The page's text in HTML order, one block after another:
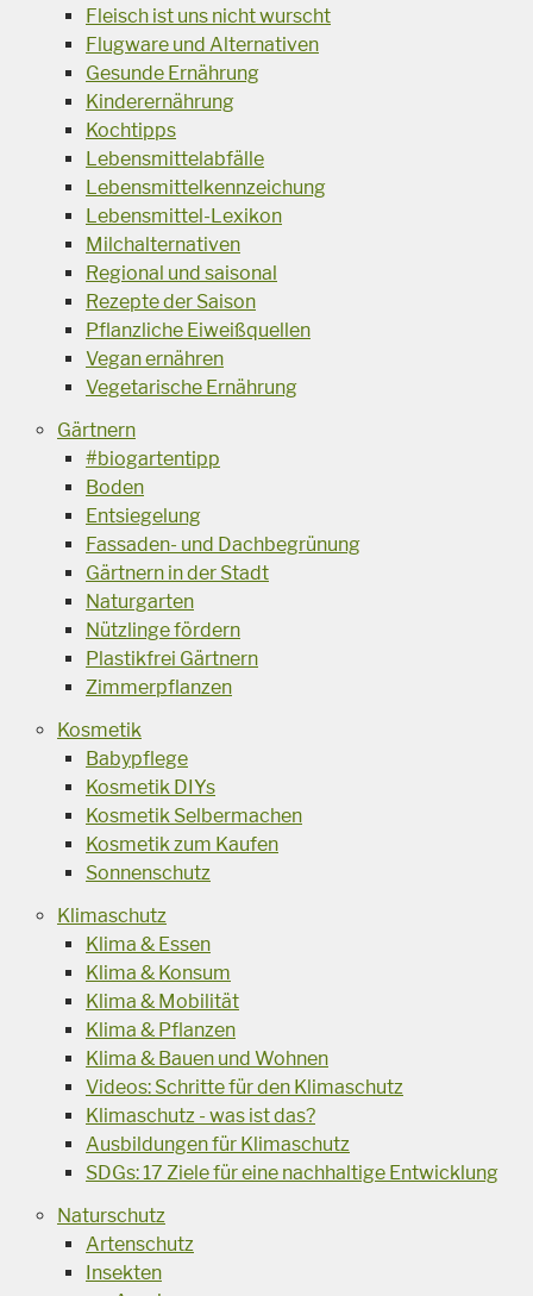
Fleisch ist uns nicht wurscht
Flugware und Alternativen
Gesunde Ernährung
Kinderernährung
Kochtipps
Lebensmittelabfälle
Lebensmittelkennzeichung
Lebensmittel-Lexikon
Milchalternativen
Regional und saisonal
Rezepte der Saison
Pflanzliche Eiweißquellen
Vegan ernähren
Vegetarische Ernährung
Gärtnern
#biogartentipp
Boden
Entsiegelung
Fassaden- und Dachbegrünung
Gärtnern in der Stadt
Naturgarten
Nützlinge fördern
Plastikfrei Gärtnern
Zimmerpflanzen
Kosmetik
Babypflege
Kosmetik DIYs
Kosmetik Selbermachen
Kosmetik zum Kaufen
Sonnenschutz
Klimaschutz
Klima & Essen
Klima & Konsum
Klima & Mobilität
Klima & Pflanzen
Klima & Bauen und Wohnen
Videos: Schritte für den Klimaschutz
Klimaschutz - was ist das?
Ausbildungen für Klimaschutz
SDGs: 17 Ziele für eine nachhaltige Entwicklung
Naturschutz
Artenschutz
Insekten